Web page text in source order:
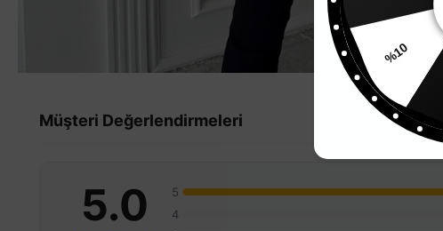
Müşteri Değerlendirmeleri
5.0
5
4
%10